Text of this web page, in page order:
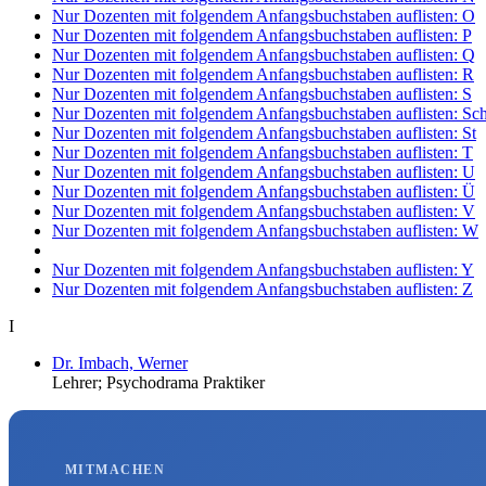
Nur Dozenten mit folgendem Anfangsbuchstaben auflisten: O
Nur Dozenten mit folgendem Anfangsbuchstaben auflisten: P
Nur Dozenten mit folgendem Anfangsbuchstaben auflisten: Q
Nur Dozenten mit folgendem Anfangsbuchstaben auflisten: R
Nur Dozenten mit folgendem Anfangsbuchstaben auflisten: S
Nur Dozenten mit folgendem Anfangsbuchstaben auflisten:
Nur Dozenten mit folgendem Anfangsbuchstaben auflisten: St
Nur Dozenten mit folgendem Anfangsbuchstaben auflisten: T
Nur Dozenten mit folgendem Anfangsbuchstaben auflisten: U
Nur Dozenten mit folgendem Anfangsbuchstaben auflisten: Ü
Nur Dozenten mit folgendem Anfangsbuchstaben auflisten: V
Nur Dozenten mit folgendem Anfangsbuchstaben auflisten: W
Nur Dozenten mit folgendem Anfangsbuchstaben auflisten: Y
Nur Dozenten mit folgendem Anfangsbuchstaben auflisten: Z
I
Dr. Imbach, Werner
Lehrer; Psychodrama Praktiker
MITMACHEN